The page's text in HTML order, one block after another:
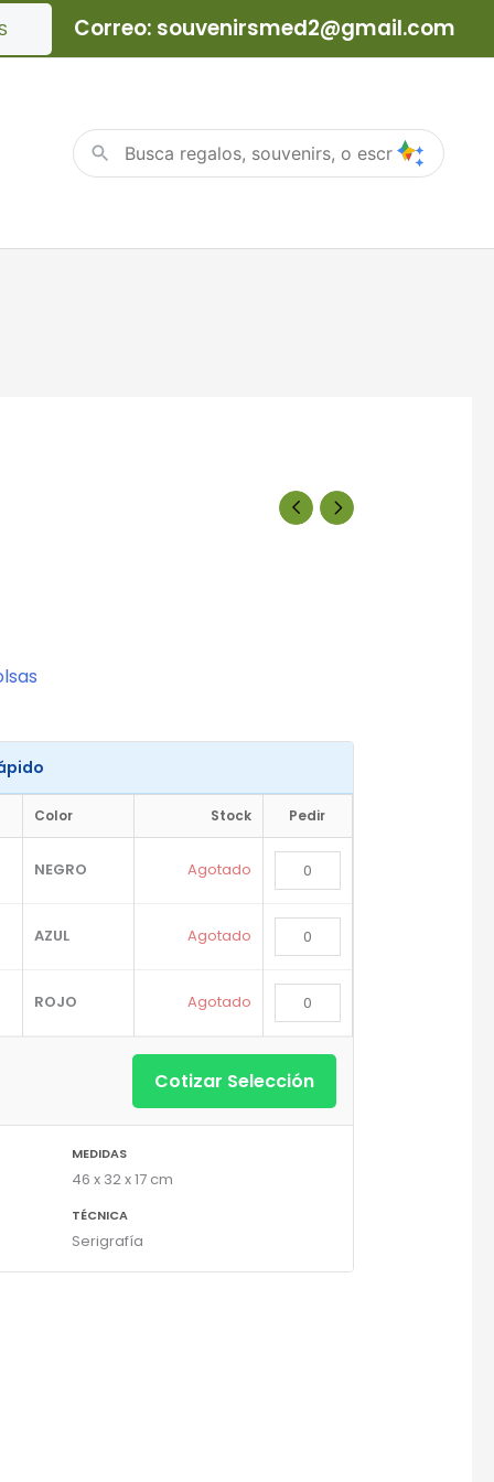
Correo: souvenirsmed2@gmail.com
Color Stock Pedir
NEGRO Agotado
AZUL Agotado
ROJO Agotado
Cotizar Selección
MEDIDAS
46 x 32 x 17 cm
TÉCNICA
Serigrafía